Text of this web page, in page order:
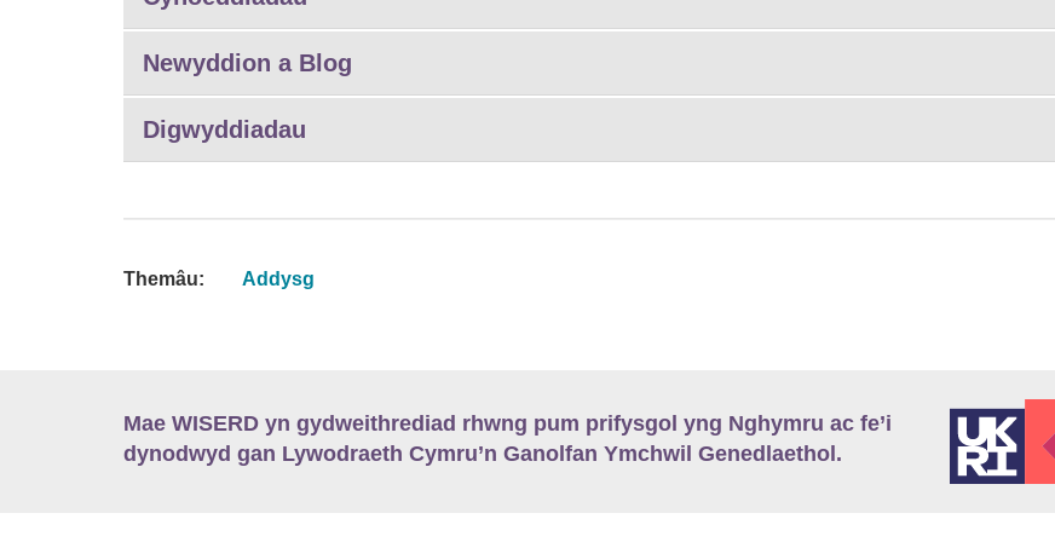
Newyddion a Blog
Digwyddiadau
Themâu: Addysg
Mae WISERD yn gydweithrediad rhwng pum prifysgol yng Nghymru ac fe’i
dynodwyd gan Lywodraeth Cymru’n Ganolfan Ymchwil Genedlaethol.